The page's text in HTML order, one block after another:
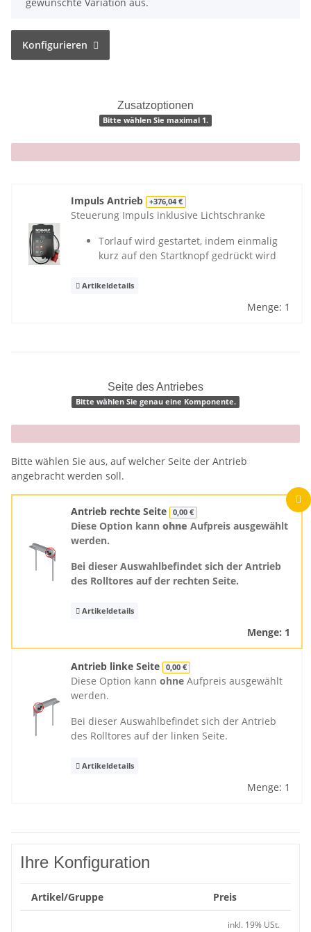
gewünschte Variation aus.
Konfigurieren
Zusatzoptionen
Bitte wählen Sie maximal 1.
x
Impuls Antrieb +376,04 €
Steuerung Impuls inklusive Lichtschranke
Torlauf wird gestartet, indem einmalig
kurz auf den Startknopf gedrückt wird
Artikeldetails
Menge: 1
Seite des Antriebes
Bitte wählen Sie genau eine Komponente.
x
Bitte wählen Sie aus, auf welcher Seite der Antrieb
angebracht werden soll.
Antrieb rechte Seite 0,00 €
Diese Option kann ohne Aufpreis ausgewählt
werden.
Bei dieser Auswahlbefindet sich der Antrieb
des Rolltores auf der rechten Seite.
Artikeldetails
Menge: 1
Antrieb linke Seite 0,00 €
Diese Option kann ohne Aufpreis ausgewählt
werden.
Bei dieser Auswahlbefindet sich der Antrieb
des Rolltores auf der linken Seite.
Artikeldetails
Menge: 1
Ihre Konfiguration
Artikel/Gruppe Preis
inkl. 19% USt.